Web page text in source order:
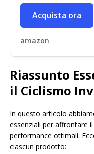
Acquista ora
amazon
Riassunto
il Ciclismo
In questo articolo
essenziali per affrontare
performance ottimali.
ciascun prodotto: